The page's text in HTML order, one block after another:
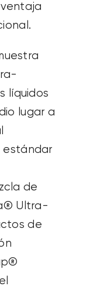
líquidos
lugar a
estándar
de
Ultra-
de